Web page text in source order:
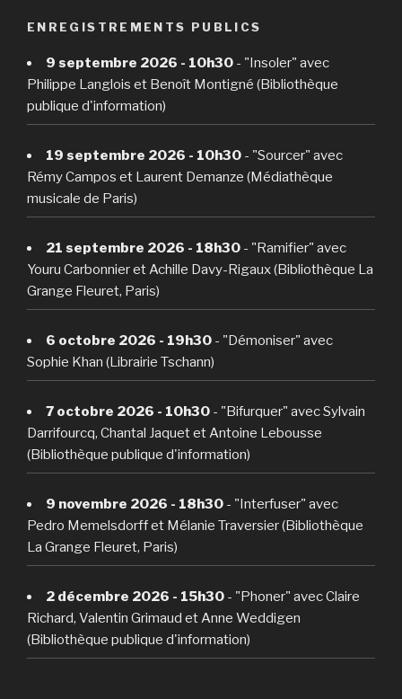
ENREGISTREMENTS PUBLICS
9 septembre 2026 - 10h30 - "Insoler" avec
Philippe Langlois et Benoît Montigné (Bibliothèque
publique d'information)
19 septembre 2026 - 10h30 - "Sourcer" avec
Rémy Campos et Laurent Demanze (Médiathèque
musicale de Paris)
21 septembre 2026 - 18h30 - "Ramifier" avec
Youru Carbonnier et Achille Davy-Rigaux (Bibliothèque La
Grange Fleuret, Paris)
6 octobre 2026 - 19h30 - "Démoniser" avec
Sophie Khan (Librairie Tschann)
7 octobre 2026 - 10h30 - "Bifurquer" avec Sylvain
Darrifourcq, Chantal Jaquet et Antoine Lebousse
(Bibliothèque publique d'information)
9 novembre 2026 - 18h30 - "Interfuser" avec
Pedro Memelsdorff et Mélanie Traversier (Bibliothèque
La Grange Fleuret, Paris)
2 décembre 2026 - 15h30 - "Phoner" avec Claire
Richard, Valentin Grimaud et Anne Weddigen
(Bibliothèque publique d'information)